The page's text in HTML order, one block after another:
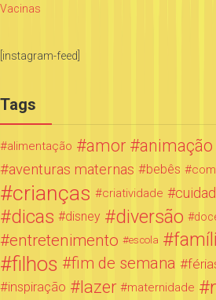
Vacinas
[instagram-feed]
Tags
alimentação amor animação
aventuras maternas bebês
crianças criatividade
dicas disney diversão
entretenimento escola
filhos fim de semana
inspiração lazer maternidade